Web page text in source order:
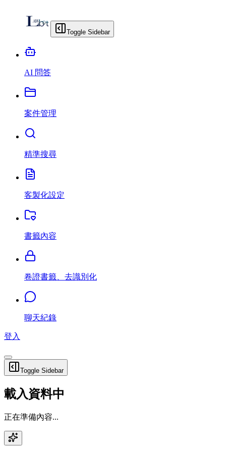
Toggle Sidebar
AI 問答
案件管理
精準搜尋
客製化設定
書籤內容
卷證書籤、去識別化
聊天紀錄
登入
Toggle Sidebar
載入資料中
正在準備內容...